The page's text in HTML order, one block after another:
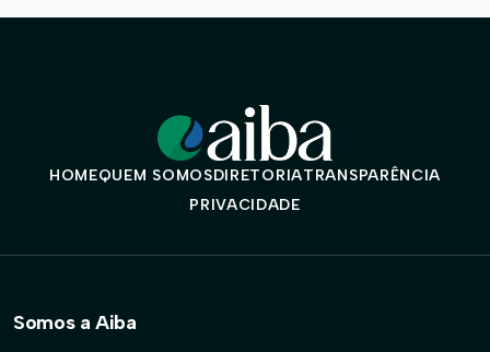
HOMEQUEM SOMOSDIRETORIATRANSPARÊNCIA
PRIVACIDADE
Somos a Aiba